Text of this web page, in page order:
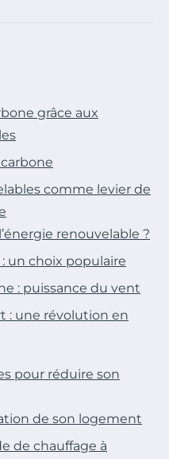
grâce aux
comme levier de
renouvelable ?
un choix populaire
: puissance du vent
: une révolution en
pour réduire son
de son logement
de chauffage à